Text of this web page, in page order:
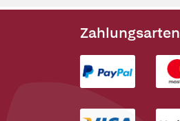
Zahlungsarten